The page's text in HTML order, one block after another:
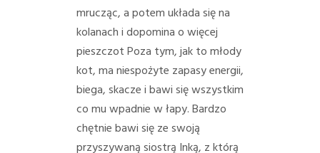
mrucząc, a potem układa się na
kolanach i dopomina o więcej
pieszczotPoza tym, jak to młody
kot, ma niespożyte zapasy energii,
biega, skacze i bawi się wszystkim
co mu wpadnie w łapy. Bardzo
chętnie bawi się ze swoją
przyszywaną siostrą Inką, z którą